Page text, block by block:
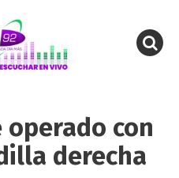
con
derecha